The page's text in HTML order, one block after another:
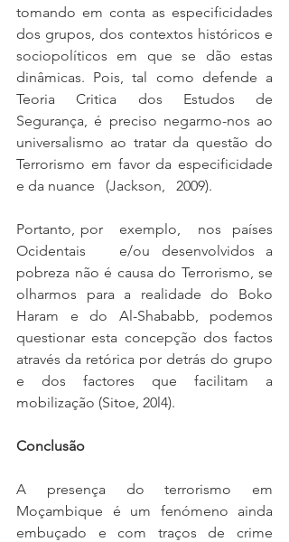
tomando em conta as especificidades
dos grupos, dos contextos históricos e
sociopolíticos em que se dão estas
dinâmicas. Pois, tal como defende a
Teoria Critica dos Estudos de
Segurança, é preciso negarmo-nos ao
universalismo ao tratar da questão do
Terrorismo em favor da especificidade
e da nuance   (Jackson,   2009).
Portanto, por   exemplo,   nos  países
Ocidentais   e/ou desenvolvidos a
pobreza não é causa do Terrorismo, se
olharmos para a realidade do Boko
Haram e do Al-Shababb, podemos
questionar esta concepção dos factos
através da retórica por detrás do grupo
e dos factores que facilitam a
mobilização (Sitoe, 20l4).
Conclusão
A presença do terrorismo em
Moçambique é um fenómeno ainda
embuçado e com traços de crime